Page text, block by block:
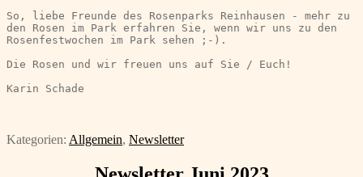
So, liebe Freunde des Rosenparks Reinhausen - mehr zu
den Rosen im Park erfahren Sie, wenn wir uns zu den
Rosenfestwochen im Park sehen ;-).
Die Rosen und wir freuen uns auf Sie / Euch!
Karin Schade
Kategorien: Allgemein, Newsletter